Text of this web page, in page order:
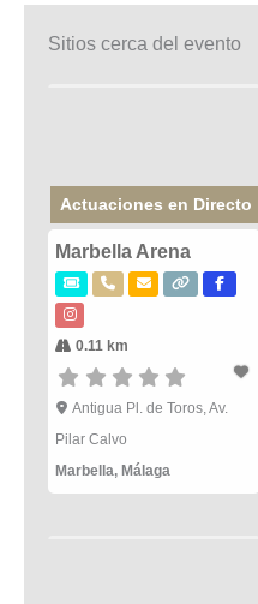
Sitios cerca del evento
Actuaciones en Directo
Marbella Arena
0.11 km
Antigua Pl. de Toros, Av.
Pilar Calvo
Marbella, Málaga